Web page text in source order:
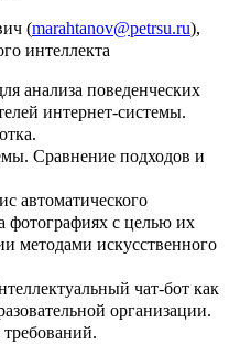
(marahtanov@petrsu.ru),
интеллекта
анализа поведенческих
интернет-системы.
Сравнение подходов и
автоматического
фотографиях с целью их
методами искусственного
чат-бот как
организации.